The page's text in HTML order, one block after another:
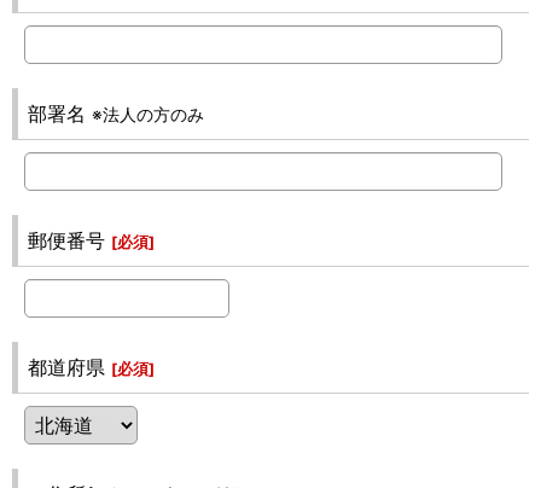
部署名 ※法人の方のみ
郵便番号 [必須]
都道府県 [必須]